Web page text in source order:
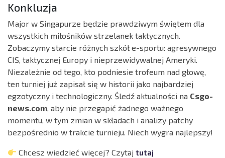
Konkluzja
Major w Singapurze będzie prawdziwym świętem dla
wszystkich miłośników strzelanek taktycznych.
Zobaczymy starcie różnych szkół e-sportu: agresywnego
CIS, taktycznej Europy i nieprzewidywalnej Ameryki.
Niezależnie od tego, kto podniesie trofeum nad głowę,
ten turniej już zapisał się w historii jako najbardziej
egzotyczny i technologiczny. Śledź aktualności na Csgo-
news.com, aby nie przegapić żadnego ważnego
momentu, w tym zmian w składach i analizy patchy
bezpośrednio w trakcie turnieju. Niech wygra najlepszy!
Chcesz wiedzieć więcej? Czytajtutaj